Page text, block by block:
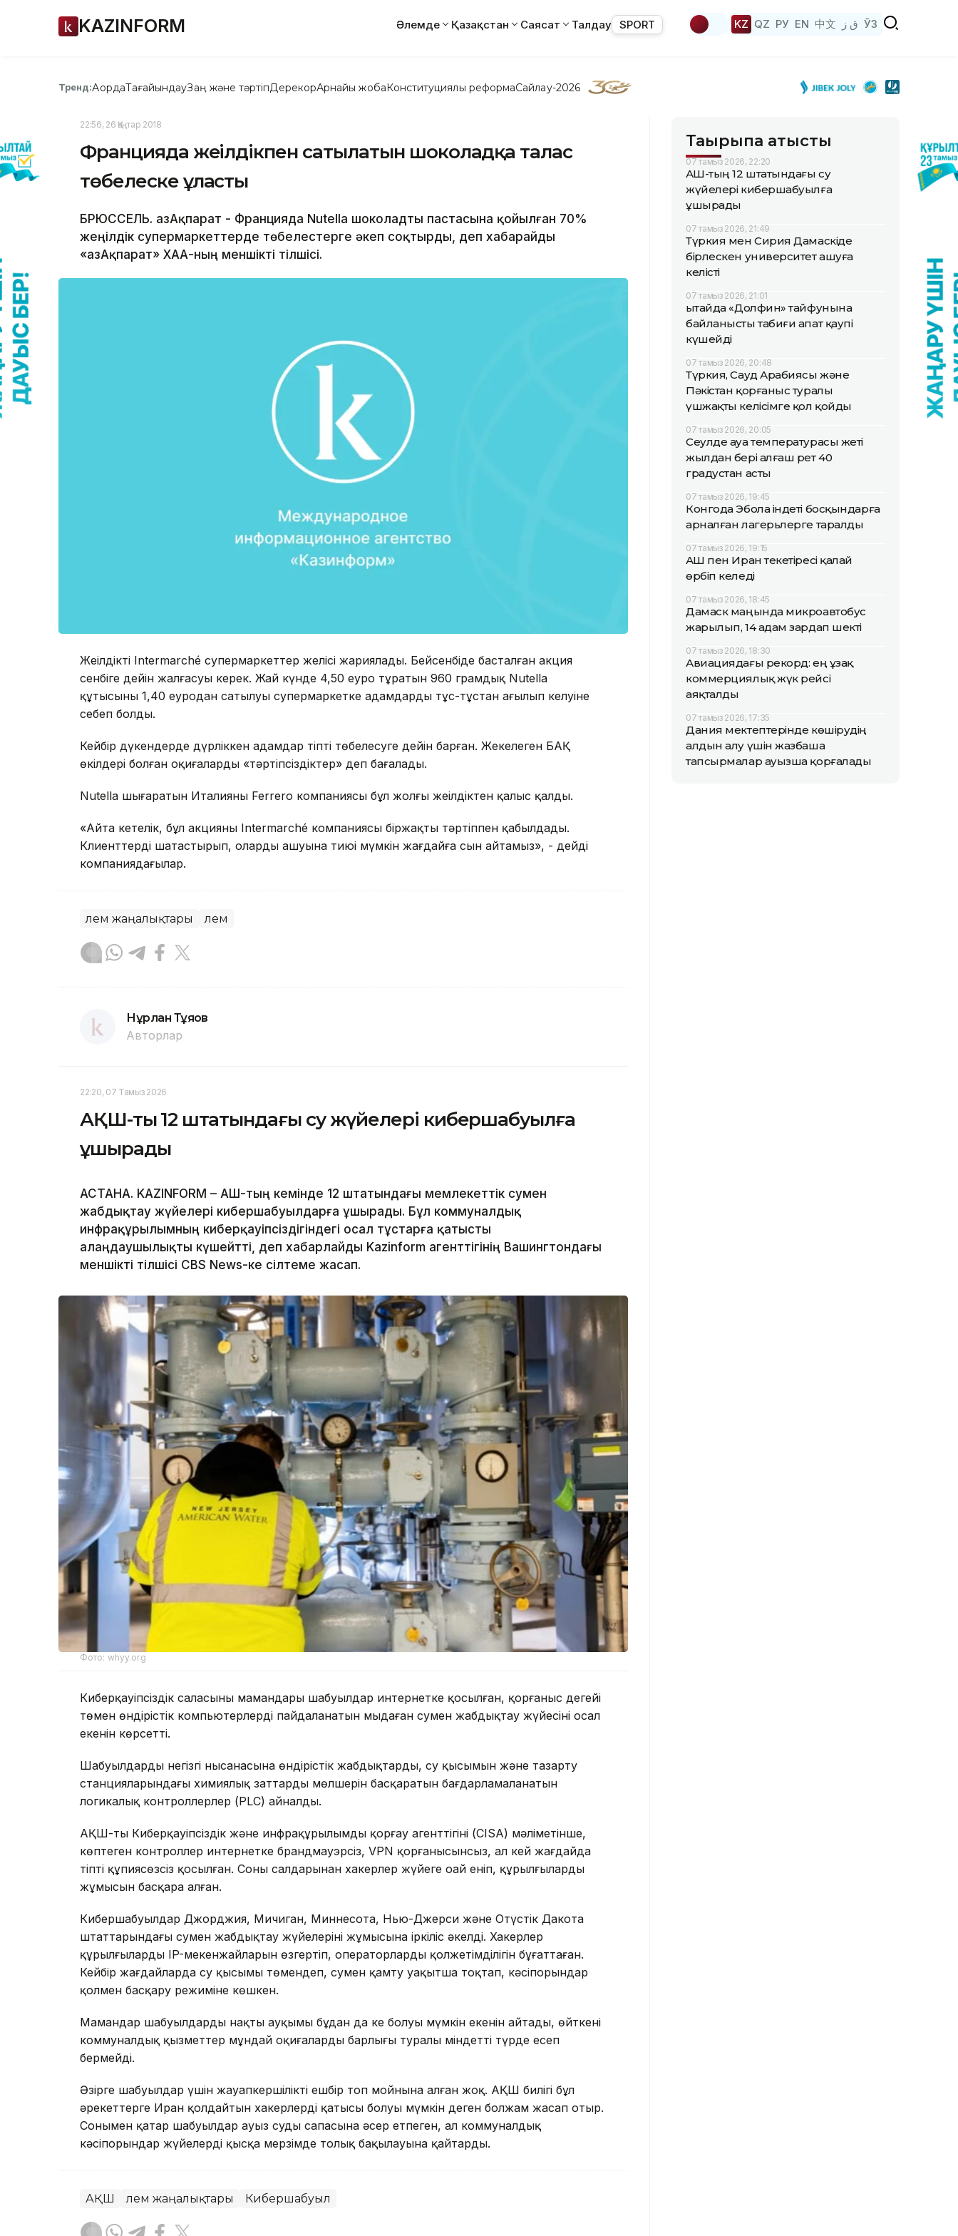
KAZINFORM Әлемде Қазақстан Саясат Талдау SPORT KZ QZ РУ EN 中文 ق ز ЎЗ
Тренд:АқордаТағайындауЗаң және тәртіпДерекқорАрнайы жобаКонституциялық реформаСайлау-2026
22:56, 26 Қаңтар 2018
Францияда жеңілдікпен сатылатын шоколадқа талас
төбелеске ұласты
БРЮССЕЛЬ. ҚазАқпарат - Францияда Nutella шоколадты пастасына қойылған 70%
жеңілдік супермаркеттерде төбелестерге әкеп соқтырды, деп хабарайды
«ҚазАқпарат» ХАА-ның меншікті тілшісі.
Жеңілдікті Intermarché супермаркеттер желісі жариялады. Бейсенбіде басталған акция
сенбіге дейін жалғасуы керек. Жай күнде 4,50 еуро тұратын 960 грамдық Nutella
құтысының 1,40 еуродан сатылуы супермаркетке адамдардың тұс-тұстан ағылып келуіне
себеп болды.
Кейбір дүкендерде дүрліккен адамдар тіпті төбелесуге дейін барған. Жекелеген БАҚ
өкілдері болған оқиғаларды «тәртіпсіздіктер» деп бағалады.
Nutella шығаратын Италияның Ferrero компаниясы бұл жолғы жеңілдіктен қалыс қалды.
«Айта кетелік, бұл акцияны Intermarché компаниясы біржақты тәртіппен қабылдады.
Клиенттерді шатастырып, олардың ашуына тиюі мүмкін жағдайға сын айтамыз», - дейді
компаниядағылар.
Әлем жаңалықтары Әлем
Нұрлан Тұяқов
Авторлар
22:20, 07 Тамыз 2026
АҚШ-тың 12 штатындағы су жүйелері кибершабуылға
ұшырады
АСТАНА. KAZINFORM – АҚШ-тың кемінде 12 штатындағы мемлекеттік сумен
жабдықтау жүйелері кибершабуылдарға ұшырады. Бұл коммуналдық
инфрақұрылымның киберқауіпсіздігіндегі осал тұстарға қатысты
алаңдаушылықты күшейтті, деп хабарлайды Kazinform агенттігінің Вашингтондағы
меншікті тілшісі CBS News-ке сілтеме жасап.
Фото: whyy.org
Киберқауіпсіздік саласының мамандары шабуылдар интернетке қосылған, қорғаныс деңгейі
төмен өндірістік компьютерлерді пайдаланатын мыңдаған сумен жабдықтау жүйесінің осал
екенін көрсетті.
Шабуылдардың негізгі нысанасына өндірістік жабдықтарды, су қысымын және тазарту
станцияларындағы химиялық заттардың мөлшерін басқаратын бағдарламаланатын
логикалық контроллерлер (PLC) айналды.
АҚШ-тың Киберқауіпсіздік және инфрақұрылымды қорғау агенттігінің (CISA) мәліметінше,
көптеген контроллер интернетке брандмауэрсіз, VPN қорғанысынсыз, ал кей жағдайда
тіпті құпиясөзсіз қосылған. Соның салдарынан хакерлер жүйеге оңай еніп, құрылғылардың
жұмысын басқара алған.
Кибершабуылдар Джорджия, Мичиган, Миннесота, Нью-Джерси және Оңтүстік Дакота
штаттарындағы сумен жабдықтау жүйелерінің жұмысына іркіліс әкелді. Хакерлер
құрылғылардың IP-мекенжайларын өзгертіп, операторлардың қолжетімділігін бұғаттаған.
Кейбір жағдайларда су қысымы төмендеп, сумен қамту уақытша тоқтап, кәсіпорындар
қолмен басқару режиміне көшкен.
Мамандар шабуылдардың нақты ауқымы бұдан да кең болуы мүмкін екенін айтады, өйткені
коммуналдық қызметтер мұндай оқиғалардың барлығы туралы міндетті түрде есеп
бермейді.
Әзірге шабуылдар үшін жауапкершілікті ешбір топ мойнына алған жоқ. АҚШ билігі бұл
әрекеттерге Иран қолдайтын хакерлердің қатысы болуы мүмкін деген болжам жасап отыр.
Сонымен қатар шабуылдар ауыз судың сапасына әсер етпеген, ал коммуналдық
кәсіпорындар жүйелерді қысқа мерзімде толық бақылауына қайтарды.
АҚШ Әлем жаңалықтары Кибершабуыл
Тақырыпқа қатысты
07 тамыз 2026, 22:20
АҚШ-тың 12 штатындағы су
жүйелері кибершабуылға
ұшырады
07 тамыз 2026, 21:49
Түркия мен Сирия Дамаскіде
бірлескен университет ашуға
келісті
07 тамыз 2026, 21:01
Қытайда «Долфин» тайфунына
байланысты табиғи апат қаупі
күшейді
07 тамыз 2026, 20:48
Түркия, Сауд Арабиясы және
Пәкістан қорғаныс туралы
үшжақты келісімге қол қойды
07 тамыз 2026, 20:05
Сеулде ауа температурасы жеті
жылдан бері алғаш рет 40
градустан асты
07 тамыз 2026, 19:45
Конгода Эбола індеті босқындарға
арналған лагерьлерге таралды
07 тамыз 2026, 19:15
АҚШ пен Иран текетіресі қалай
өрбіп келеді
07 тамыз 2026, 18:45
Дамаск маңында микроавтобус
жарылып, 14 адам зардап шекті
07 тамыз 2026, 18:30
Авиациядағы рекорд: ең ұзақ
коммерциялық жүк рейсі
аяқталды
07 тамыз 2026, 17:35
Дания мектептерінде көшірудің
алдын алу үшін жазбаша
тапсырмалар ауызша қорғалады